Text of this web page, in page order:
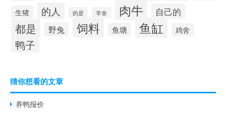
生猪 的人 的是 羊舍 肉牛 自己的
都是 野兔 饲料 鱼塘 鱼缸 鸡舍
鸭子
猜你想看的文章
养鸭报价